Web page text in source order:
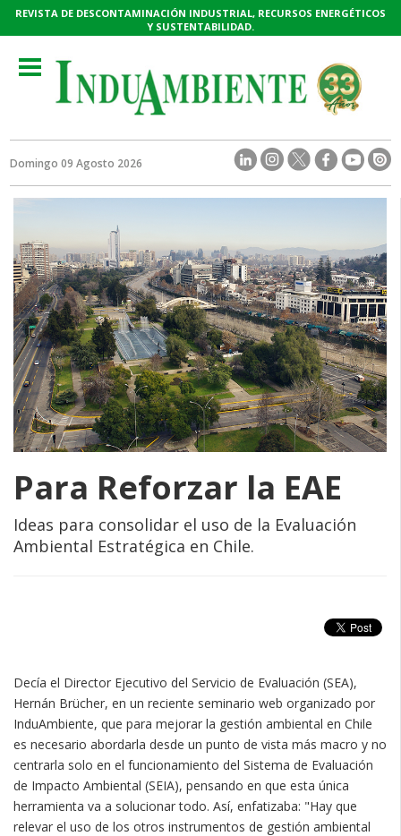
REVISTA DE DESCONTAMINACIÓN INDUSTRIAL, RECURSOS ENERGÉTICOS
Y SUSTENTABILIDAD.
Toggle
navigation
Domingo 09 Agosto 2026
Para Reforzar la EAE
Ideas para consolidar el uso de la Evaluación
Ambiental Estratégica en Chile.
Decía el Director Ejecutivo del Servicio de Evaluación (SEA),
Hernán Brücher, en un reciente seminario web organizado por
InduAmbiente, que para mejorar la gestión ambiental en Chile
es necesario abordarla desde un punto de vista más macro y no
centrarla solo en el funcionamiento del Sistema de Evaluación
de Impacto Ambiental (SEIA), pensando en que esta única
herramienta va a solucionar todo. Así, enfatizaba: "Hay que
relevar el uso de los otros instrumentos de gestión ambiental